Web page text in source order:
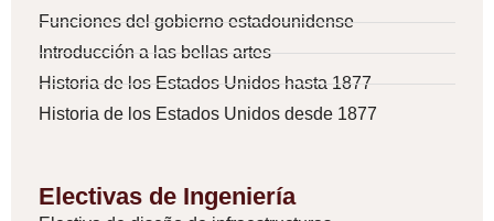
Funciones del gobierno estadounidense
Introducción a las bellas artes
Historia de los Estados Unidos hasta 1877
Historia de los Estados Unidos desde 1877
Electivas de Ingeniería